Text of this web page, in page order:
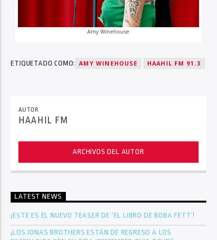
Amy Winehouse
ETIQUETADO COMO: AMY WINEHOUSE HAAHIL FM 91.3
AUTOR
HAAHIL FM
ARCHIVOS DEL AUTOR
LATEST NEWS
¡ESTE ES EL NUEVO TEASER DE ‘EL LIBRO DE BOBA FETT’!
¡LOS JONAS BROTHERS ESTÁN DE REGRESO A LOS